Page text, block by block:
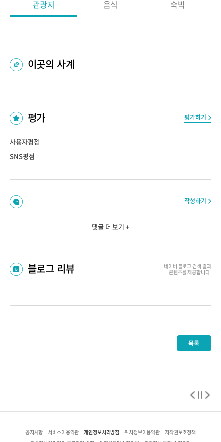
관광지 음식 숙박
이곳의 사계
평가 평가하기
사용자평점
SNS평점
작성하기
댓글 더 보기 +
블로그 리뷰 네이버 블로그 검색 결과
콘텐츠를 제공합니다.
목록
공지사항 서비스이용약관 개인정보처리방침 위치정보이용약관 저작권보호정책